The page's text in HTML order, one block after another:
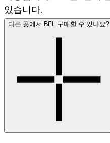
있습니다.
다른 곳에서 BEL 구매할 수 있나요?